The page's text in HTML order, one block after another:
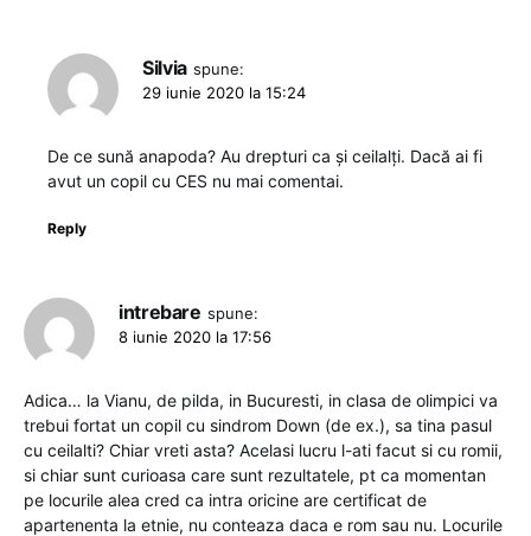
Silvia spune:
29 iunie 2020 la 15:24
De ce sună anapoda? Au drepturi ca și ceilalți. Dacă ai fi
avut un copil cu CES nu mai comentai.
Reply
intrebare spune:
8 iunie 2020 la 17:56
Adica… la Vianu, de pilda, in Bucuresti, in clasa de olimpici va
trebui fortat un copil cu sindrom Down (de ex.), sa tina pasul
cu ceilalti? Chiar vreti asta? Acelasi lucru l-ati facut si cu romii,
si chiar sunt curioasa care sunt rezultatele, pt ca momentan
pe locurile alea cred ca intra oricine are certificat de
apartenenta la etnie, nu conteaza daca e rom sau nu. Locurile